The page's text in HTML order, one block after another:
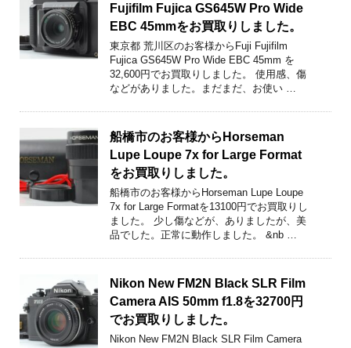
Fujifilm Fujica GS645W Pro Wide
EBC 45mmをお買取りしました。
東京都 荒川区のお客様からFuji Fujifilm
Fujica GS645W Pro Wide EBC 45mm を
32,600円でお買取りしました。 使用感、傷
などがありました。まだまだ、お使い …
船橋市のお客様からHorseman
Lupe Loupe 7x for Large Format
をお買取りしました。
船橋市のお客様からHorseman Lupe Loupe
7x for Large Formatを13100円でお買取りし
ました。 少し傷などが、ありましたが、美
品でした。正常に動作しました。 &nb …
Nikon New FM2N Black SLR Film
Camera AIS 50mm f1.8を32700円
でお買取りしました。
Nikon New FM2N Black SLR Film Camera